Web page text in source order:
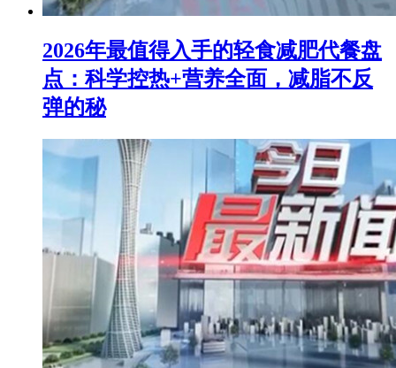
2026年最值得入手的轻食减肥代餐盘
点：科学控热+营养全面，减脂不反
弹的秘